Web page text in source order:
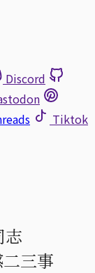
Discord
Tiktok
志
三事